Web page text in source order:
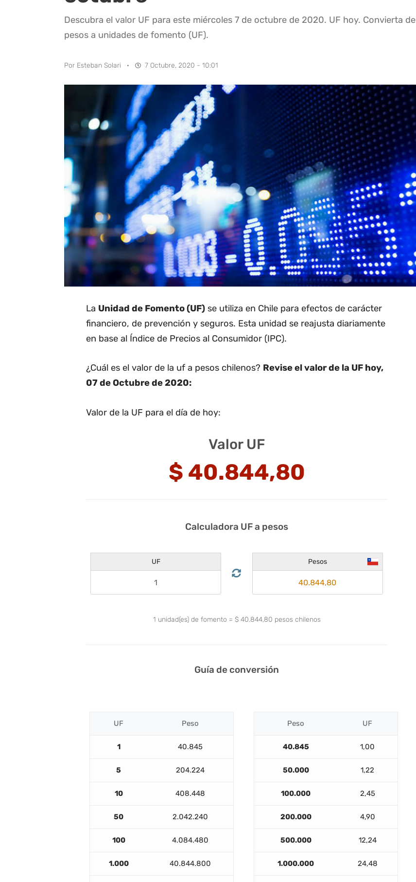
Descubra el valor UF para este miércoles 7 de octubre de 2020. UF hoy. Convierta de
pesos a unidades de fomento (UF).
Por Esteban Solari · 7 Octubre, 2020 - 10:01
La Unidad de Fomento (UF) se utiliza en Chile para efectos de carácter
financiero, de prevención y seguros. Esta unidad se reajusta diariamente
en base al Índice de Precios al Consumidor (IPC).
¿Cuál es el valor de la uf a pesos chilenos? Revise el valor de la UF hoy,
07 de Octubre de 2020:
Valor de la UF para el día de hoy:
Valor UF
$ 40.844,80
Calculadora UF a pesos
UF Pesos
1 unidad(es) de fomento = $ 40.844,80 pesos chilenos
Guía de conversión
UF Peso
1 40.845
5 204.224
10 408.448
50 2.042.240
100 4.084.480
1.000 40.844.800
Peso UF
40.845 1,00
50.000 1,22
100.000 2,45
200.000 4,90
500.000 12,24
1.000.000 24,48